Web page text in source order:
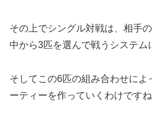
その上でシングル対戦は、相手
中から3匹を選んで戦うシステム
そしてこの6匹の組み合わせに
ーティーを作っていくわけですね